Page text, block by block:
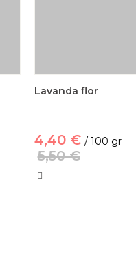
Lavanda flor
4,40 € / 100 gr
5,50 €